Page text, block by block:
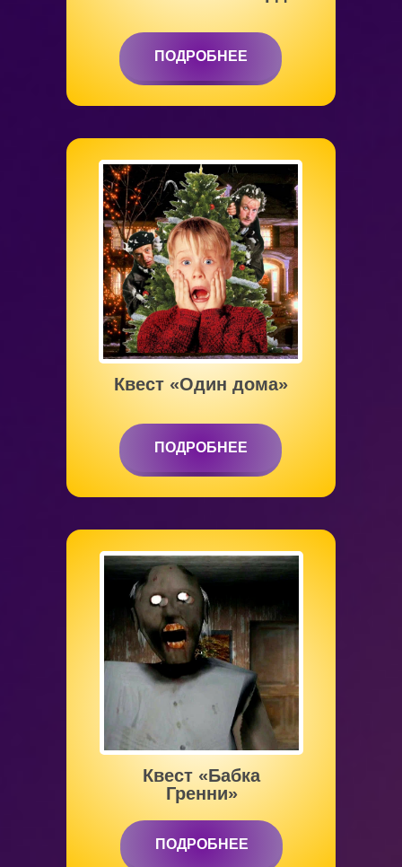
ПОДРОБНЕЕ
ПОДРОБНЕЕ
Квест «Бабка
Гренни»
ПОДРОБНЕЕ
ПОДРОБНЕЕ
от 5 до 12 лет
Квест «Один дома»
ПОДРОБНЕЕ
ПОДРОБНЕЕ